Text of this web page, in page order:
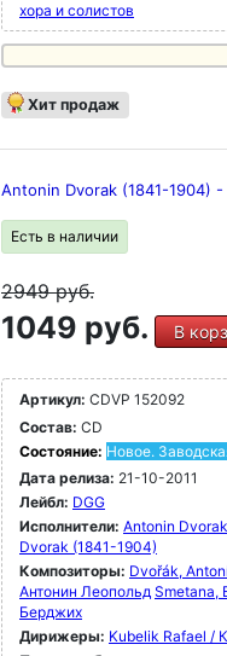
хора и солистов
Хит продаж
Antonin Dvorak (1841-1904)
Есть в наличии
2949руб.
1049 руб. В
Артикул: CDVP 152092
Состав: CD
Состояние: Новое.
Дата релиза: 21-10-2011
Лейбл: DGG
Исполнители: Antonin
Dvorak (1841-1904)
Композиторы: Dvořák,
Антонин Леопольд Smetana,
Берджих
Дирижеры: Kubelik Rafael /